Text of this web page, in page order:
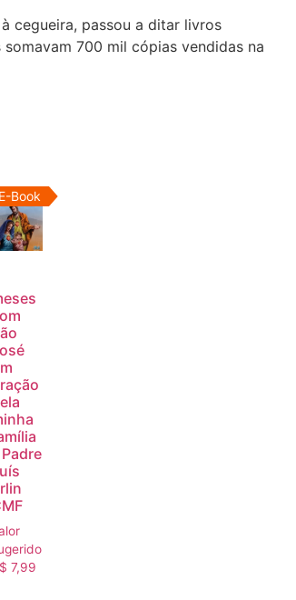
cegueira, passou a ditar livros
700 mil cópias vendidas na
E-Book
Padre
7,99